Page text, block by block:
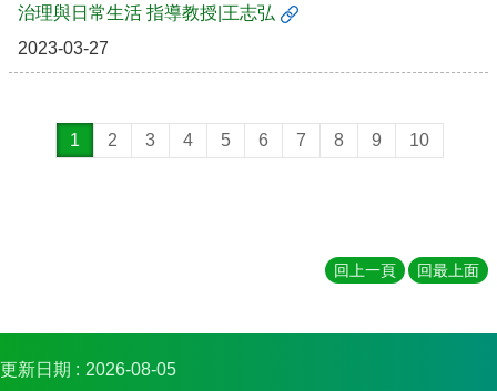
治理與日常生活 指導教授|王志弘
2023-03-27
1 2 3 4 5 6 7 8 9 10
回上一頁 回最上面
更新日期 2026-08-05